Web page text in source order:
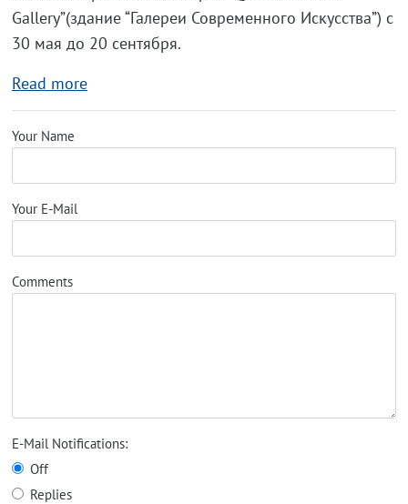
Gallery”(здание “Галереи Современного Искусства”) с
30 мая до 20 сентября.
Read more
Your Name
Your E-Mail
Comments
E-Mail Notifications:
Off
Replies